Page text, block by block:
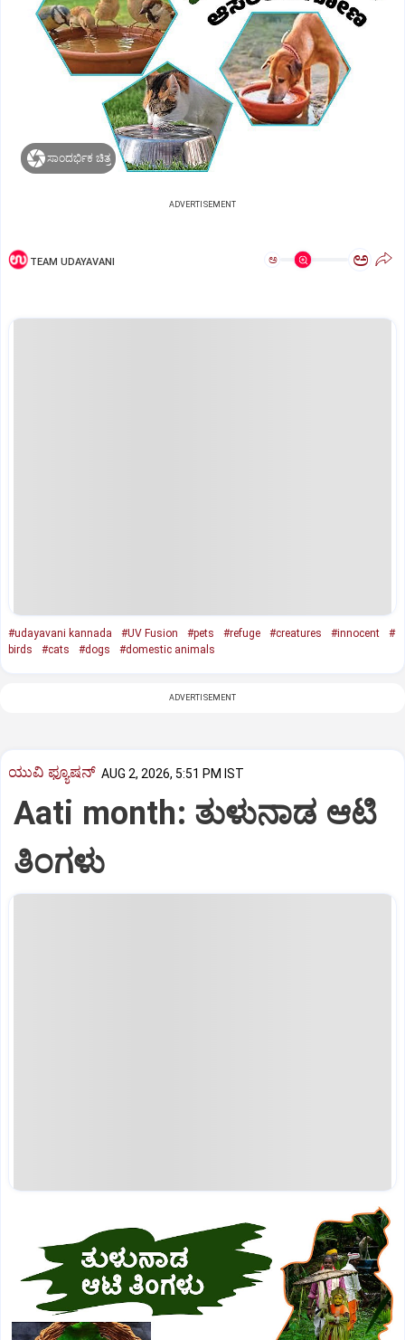
ಸಾಂದರ್ಭಿಕ ಚಿತ್ರ
ADVERTISEMENT
TEAM UDAYAVANI ಅ ಅ
#udayavani kannada #UV Fusion #pets #refuge #creatures #innocent
#
birds
#cats #dogs #domestic animals
ADVERTISEMENT
ಯುವಿ ಫ್ಯೂಷನ್ AUG 2, 2026, 5:51 PM IST
Aati month: ತುಳುನಾಡ ಆಟಿ
ತಿಂಗಳು